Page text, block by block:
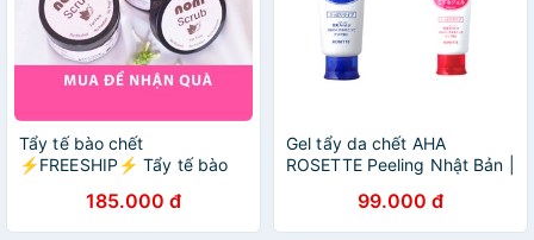
Tẩy tế bào chết
⚡FREESHIP⚡ Tẩy tế bào
an toàn cho cả da nhạy cảm
100 gr
185.000 đ
Gel tẩy da chết AHA
ROSETTE Peeling Nhật Bản |
cảm và da thường tuýp
120g
99.000 đ